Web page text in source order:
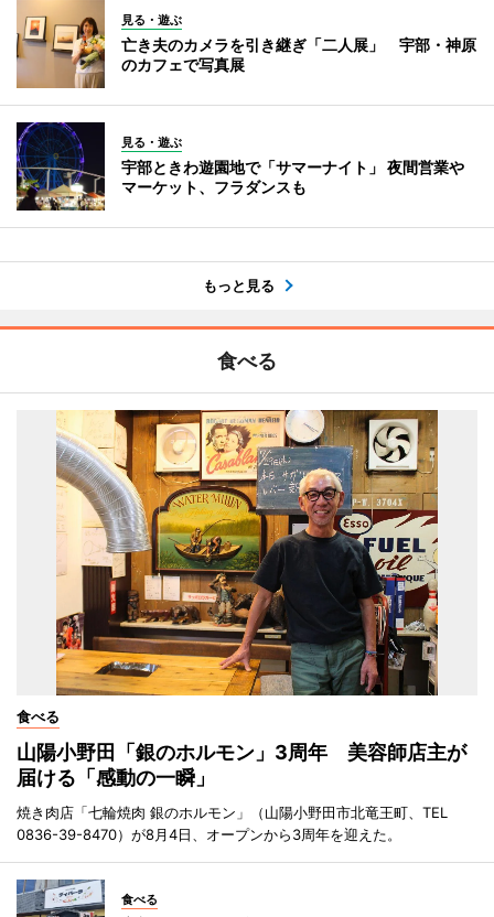
見る・遊ぶ
亡き夫のカメラを引き継ぎ「二人展」 宇部・神原
のカフェで写真展
見る・遊ぶ
宇部ときわ遊園地で「サマーナイト」 夜間営業や
マーケット、フラダンスも
もっと見る
食べる
食べる
山陽小野田「銀のホルモン」3周年 美容師店主が
届ける「感動の一瞬」
焼き肉店「七輪焼肉 銀のホルモン」（山陽小野田市北竜王町、TEL
0836-39-8470）が8月4日、オープンから3周年を迎えた。
食べる